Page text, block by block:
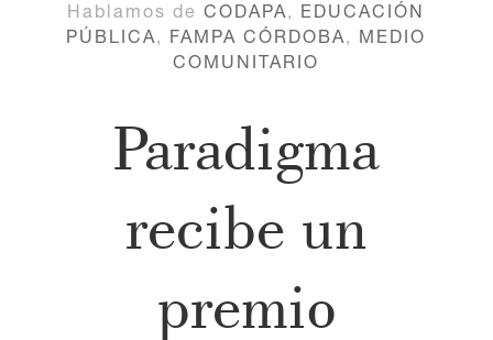
Hablamos deCODAPA, EDUCACIÓN
PÚBLICA, FAMPA CÓRDOBA, MEDIO
COMUNITARIO
Paradigma
recibe un
premio